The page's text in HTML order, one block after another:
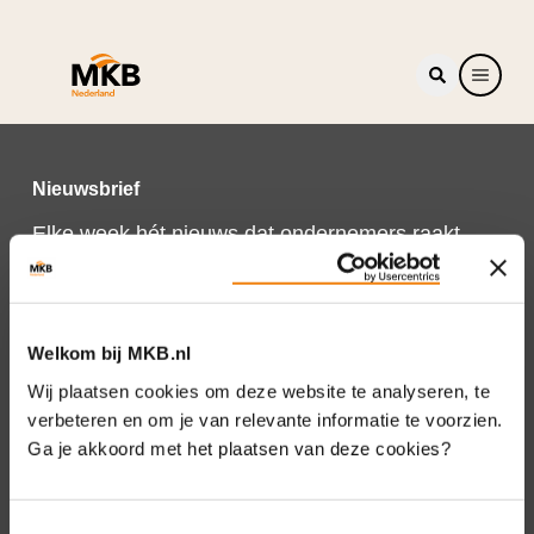
Welkom bij MKB.nl
Wij plaatsen cookies om deze website te analyseren, te
verbeteren en om je van relevante informatie te voorzien.
Ga je akkoord met het plaatsen van deze cookies?
Nieuwsbrief
Elke week hét nieuws dat ondernemers raakt.
Schrijf je nu in voor de MKB-Nederland
nieuwsbrief.
Schrijf je in
Direct naar
Over ons